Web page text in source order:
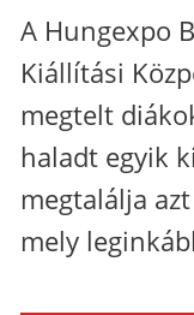
A Hungexpo
Kiállítási
megtelt
haladt egyik
megtalálja
mely